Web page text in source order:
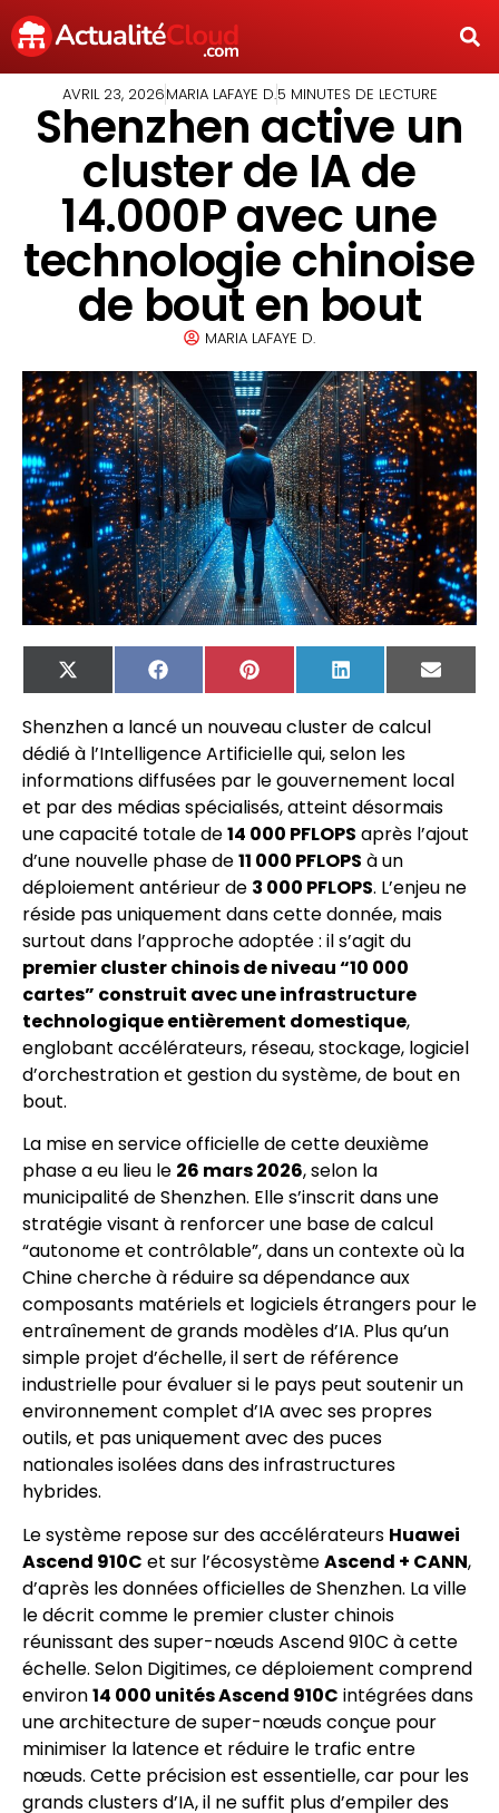
AVRIL 23, 2026MARIA LAFAYE D.5 MINUTES DE LECTURE
Shenzhen active un
cluster de IA de
14.000P avec une
technologie chinoise
de bout en bout
MARIA LAFAYE D.
X
(Twitter)
FacebookPinterest LinkedIn
Email
Shenzhen a lancé un nouveau cluster de calcul
dédié à l’Intelligence Artificielle qui, selon les
informations diffusées par le gouvernement local
et par des médias spécialisés, atteint désormais
une capacité totale de14 000 PFLOPS après l’ajout
d’une nouvelle phase de11 000 PFLOPS à un
déploiement antérieur de 3 000 PFLOPS. L’enjeu ne
réside pas uniquement dans cette donnée, mais
surtout dans l’approche adoptée : il s’agit du
premier cluster chinois de niveau “10 000
cartes” construit avec une infrastructure
technologique entièrement domestique,
englobant accélérateurs, réseau, stockage, logiciel
d’orchestration et gestion du système, de bout en
bout.
La mise en service officielle de cette deuxième
phase a eu lieu le 26 mars 2026, selon la
municipalité de Shenzhen. Elle s’inscrit dans une
stratégie visant à renforcer une base de calcul
“autonome et contrôlable”, dans un contexte où la
Chine cherche à réduire sa dépendance aux
composants matériels et logiciels étrangers pour le
entraînement de grands modèles d’IA. Plus qu’un
simple projet d’échelle, il sert de référence
industrielle pour évaluer si le pays peut soutenir un
environnement complet d’IA avec ses propres
outils, et pas uniquement avec des puces
nationales isolées dans des infrastructures
hybrides.
Le système repose sur des accélérateurs Huawei
Ascend 910C et sur l’écosystèmeAscend + CANN,
d’après les données officielles de Shenzhen. La ville
le décrit comme le premier cluster chinois
réunissant des super-nœuds Ascend 910C à cette
échelle. Selon Digitimes, ce déploiement comprend
environ14 000 unités Ascend 910C intégrées dans
une architecture de super-nœuds conçue pour
minimiser la latence et réduire le trafic entre
nœuds. Cette précision est essentielle, car pour les
grands clusters d’IA, il ne suffit plus d’empiler des